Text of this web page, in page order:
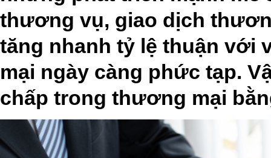
thương vụ, giao dịch
tăng nhanh tỷ lệ thuận với
mại ngày càng phức tạp.
chấp trong thương mại